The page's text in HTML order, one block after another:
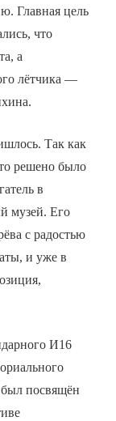
Главная цель
что
а
лётчика —
Так как
решено было
в
музей. Его
с радостью
и уже в
И­16
посвящён